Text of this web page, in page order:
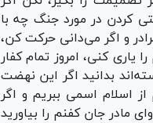
کردن در مورد جنگ چه با
و اگر می‌دانی حرکت کن،
کنی، امروز تمام کفار
بدانید اگر این نهضت
اسلام اسمی ببریم و اگر
مادر جان کفنم را بیاورید